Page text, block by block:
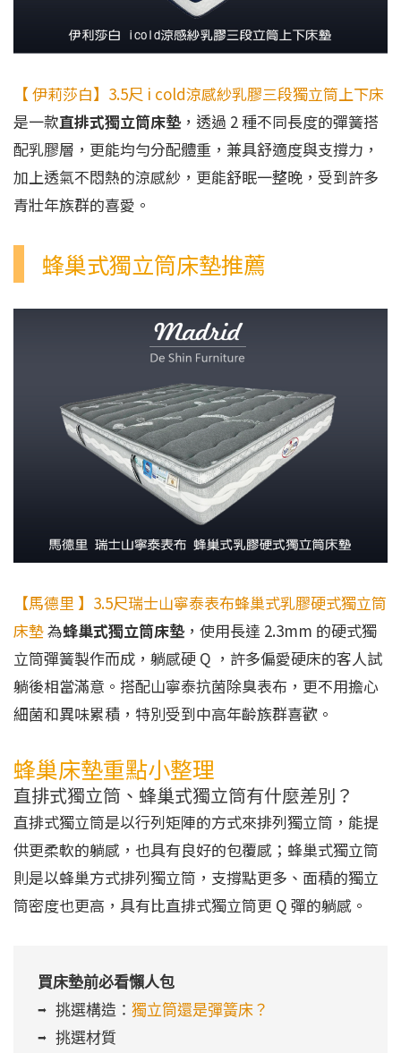
【 伊莉莎白】3.5尺 i cold涼感紗乳膠三段獨立筒上下床
是一款直排式獨立筒床墊，透過 2 種不同長度的彈簧搭
配乳膠層，更能均勻分配體重，兼具舒適度與支撐力，
加上透氣不悶熱的涼感紗，更能舒眠一整晚，受到許多
青壯年族群的喜愛。
蜂巢式獨立筒床墊推薦
【馬德里 】3.5尺瑞士山寧泰表布蜂巢式乳膠硬式獨立筒
床墊為蜂巢式獨立筒床墊，使用長達 2.3mm 的硬式獨
立筒彈簧製作而成，躺感硬 Q ，許多偏愛硬床的客人試
躺後相當滿意。搭配山寧泰抗菌除臭表布，更不用擔心
細菌和異味累積，特別受到中高年齡族群喜歡。
蜂巢床墊重點小整理
直排式獨立筒、蜂巢式獨立筒有什麼差別？
直排式獨立筒是以行列矩陣的方式來排列獨立筒，能提
供更柔軟的躺感，也具有良好的包覆感；蜂巢式獨立筒
則是以蜂巢方式排列獨立筒，支撐點更多、面積的獨立
筒密度也更高，具有比直排式獨立筒更 Q 彈的躺感。
買床墊前必看懶人包
➡️ 挑選構造：獨立筒還是彈簧床？
➡️ 挑選材質